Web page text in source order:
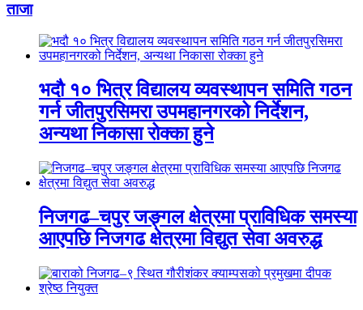
ताजा
भदौ १० भित्र विद्यालय व्यवस्थापन समिति गठन
गर्न जीतपुरसिमरा उपमहानगरको निर्देशन,
अन्यथा निकासा रोक्का हुने
निजगढ–चपुर जङ्गल क्षेत्रमा प्राविधिक समस्या
आएपछि निजगढ क्षेत्रमा विद्युत सेवा अवरुद्ध